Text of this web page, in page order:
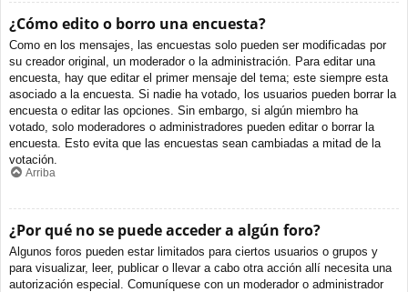
¿Cómo edito o borro una encuesta?
Como en los mensajes, las encuestas solo pueden ser modificadas por
su creador original, un moderador o la administración. Para editar una
encuesta, hay que editar el primer mensaje del tema; este siempre esta
asociado a la encuesta. Si nadie ha votado, los usuarios pueden borrar la
encuesta o editar las opciones. Sin embargo, si algún miembro ha
votado, solo moderadores o administradores pueden editar o borrar la
encuesta. Esto evita que las encuestas sean cambiadas a mitad de la
votación.
Arriba
¿Por qué no se puede acceder a algún foro?
Algunos foros pueden estar limitados para ciertos usuarios o grupos y
para visualizar, leer, publicar o llevar a cabo otra acción allí necesita una
autorización especial. Comuníquese con un moderador o administrador